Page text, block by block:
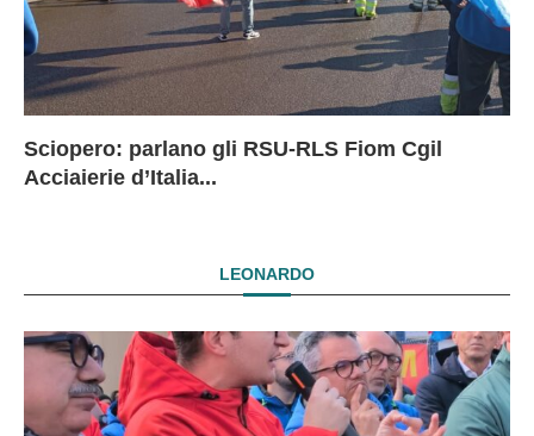
Sciopero: parlano gli RSU-RLS Fiom Cgil
Acciaierie d’Italia...
LEONARDO